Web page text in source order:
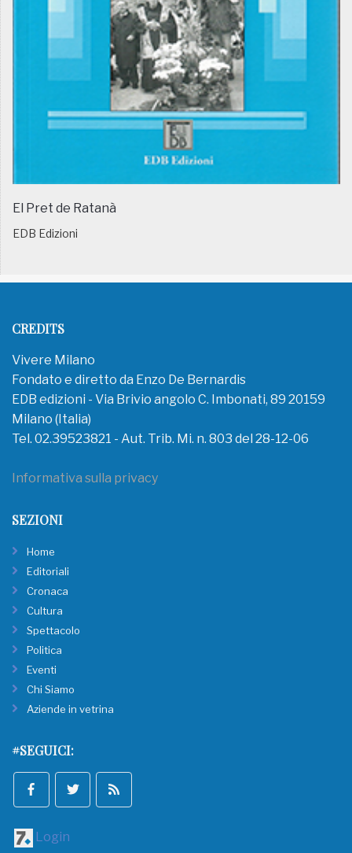
El Pret de Ratanà
EDB Edizioni
CREDITS
Vivere Milano
Fondato e diretto da Enzo De Bernardis
EDB edizioni - Via Brivio angolo C. Imbonati, 89 20159
Milano (Italia)
Tel. 02.39523821 - Aut. Trib. Mi. n. 803 del 28-12-06
Informativa sulla privacy
SEZIONI
Home
Editoriali
Cronaca
Cultura
Spettacolo
Politica
Eventi
Chi Siamo
Aziende in vetrina
#SEGUICI:
Login